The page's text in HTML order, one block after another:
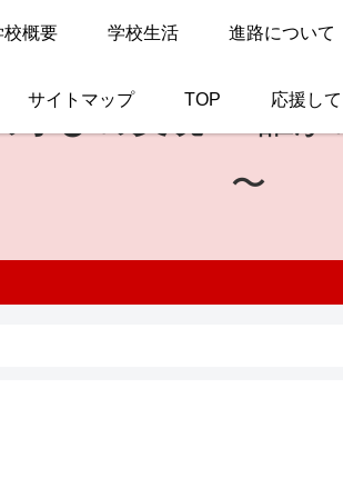
校概要 学校生活 進路について
サイトマップ TOP 応援し
学びの実現
〜 誰
〜